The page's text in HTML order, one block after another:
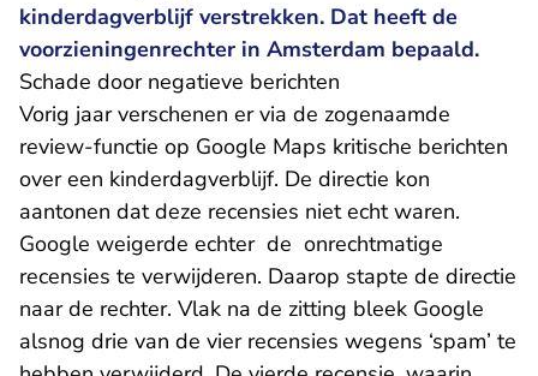
kinderdagverblijf verstrekken. Dat heeft de
voorzieningenrechter in Amsterdam bepaald.
Schade door negatieve berichten
Vorig jaar verschenen er via de zogenaamde
review-functie op Google Maps kritische berichten
over een kinderdagverblijf. De directie kon
aantonen dat deze recensies niet echt waren.
Google weigerde echter de onrechtmatige
recensies te verwijderen. Daarop stapte de directie
naar de rechter. Vlak na de zitting bleek Google
alsnog drie van de vier recensies wegens ‘spam’ te